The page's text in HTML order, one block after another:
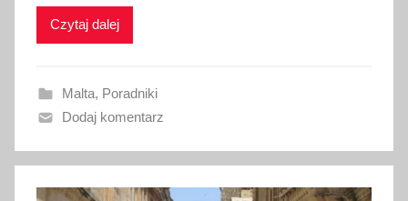
w
n
o
5
s
Czytaj dalej
Malta, Poradniki
Dodaj komentarz